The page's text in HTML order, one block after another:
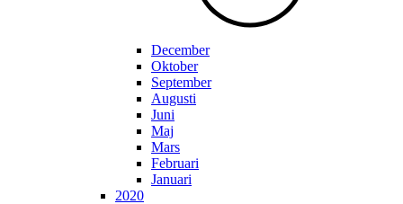
December
Oktober
September
Augusti
Juni
Maj
Mars
Februari
Januari
2020